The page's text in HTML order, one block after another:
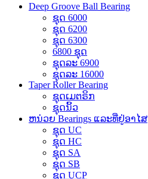
Deep Groove Ball Bearing
ຊຸດ 6000
ຊຸດ 6200
ຊຸດ 6300
6800 ຊຸດ
ຊຸດລະ 6900
ຊຸດລະ 16000
Taper Roller Bearing
ຊຸດເມຕຣິກ
ຊຸດນິ້ວ
ຫນ່ວຍ Bearings ແລະທີ່ຢູ່ອາໄສ
ຊຸດ UC
ຊຸດ HC
ຊຸດ SA
ຊຸດ SB
ຊຸດ UCP